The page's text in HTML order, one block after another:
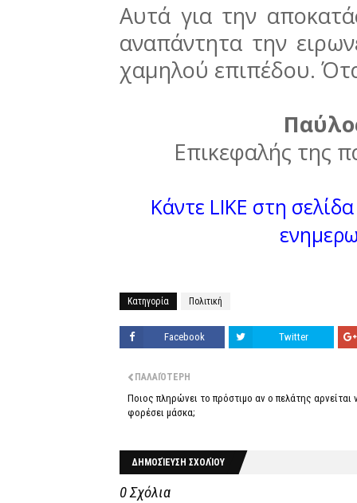
Αυτά για την
αναπάντητα την
χαμηλού επιπέδου.
Επικεφαλής της
Κάντε LIKE στη
Κατηγορία Πολιτική
Facebook Twitter
ΠΑΛΑΙΌΤΕΡΗ
Ποιος πληρώνει το πρόστιμο αν ο πελάτης αρνείται
φορέσει μάσκα;
ΔΗΜΟΣΊΕΥΣΗ ΣΧΟΛΊΟΥ
0 Σχόλια